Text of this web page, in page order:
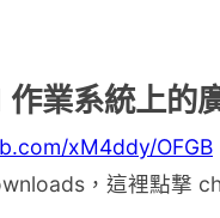
業系統上的
xM4ddy/OFGB
，這裡點撃